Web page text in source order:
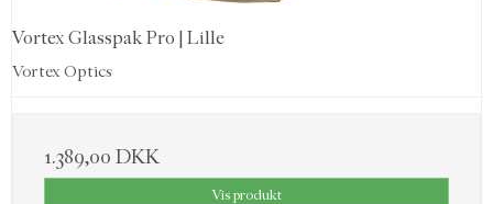
Vortex Glasspak Pro | Lille
Vortex Optics
1.389,00 DKK
Vis produkt